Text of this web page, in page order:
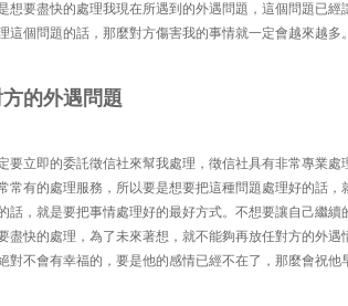
想要盡快的處理我現在所遇到的外遇問題，這個問題已經
個問題的話，那麼對方傷害我的事情就一定會越來越多。
的外遇問題
要立即的委託徵信社來幫我處理，徵信社具有非常專業處
常有的處理服務，所以要是想要把這種問題處理好的話，
話，就是要把事情處理好的最好方式。不想要讓自己繼續
盡快的處理，為了未來著想，就不能夠再放任對方的外遇
對不會有幸福的，要是他的感情已經不在了，那麼會祝他